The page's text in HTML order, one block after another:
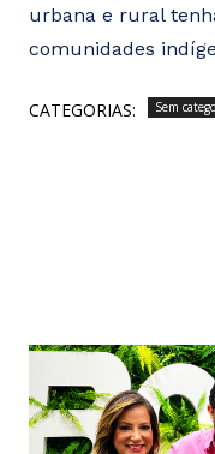
urbana e rural
comunidades
CATEGORIAS: Sem